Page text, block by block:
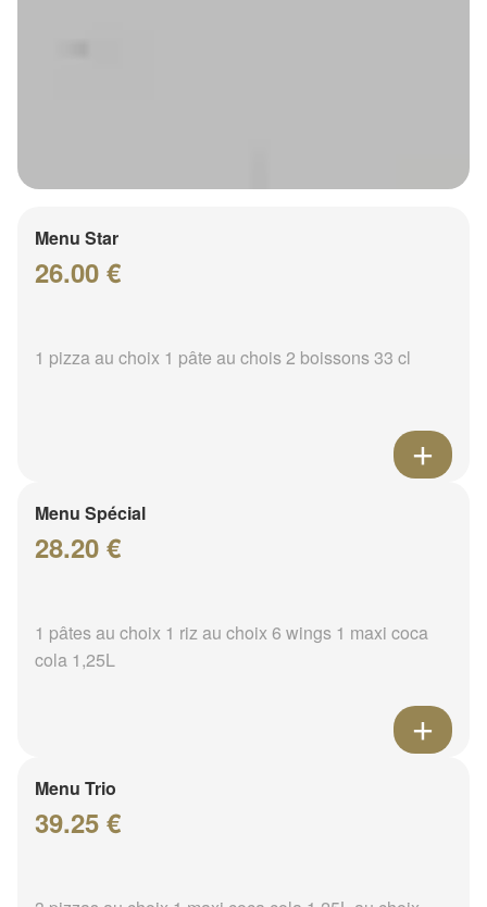
Menu Star
26.00 €
1 pizza au choix 1 pâte au chois 2 boissons 33 cl
Menu Spécial
28.20 €
1 pâtes au choix 1 riz au choix 6 wings 1 maxi coca
cola 1,25L
Menu Trio
39.25 €